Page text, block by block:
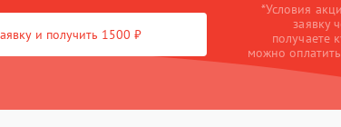
и получить 1500 ₽
*Условия
заявку
получаете
можно